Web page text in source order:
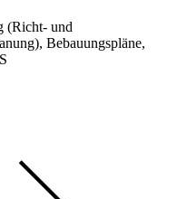
(Richt- und
Bebauungspläne,